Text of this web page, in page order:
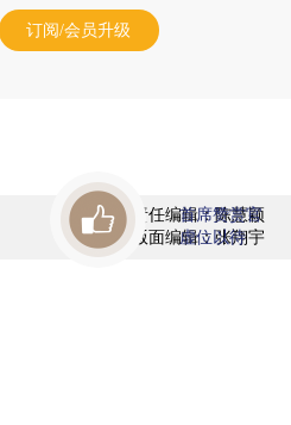
订阅/会员升级
责任编辑：陈慧颖
版面编辑：张翔宇
首席赞赏官
虚位以待